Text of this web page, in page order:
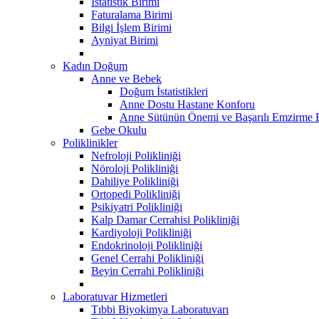
Faturalama Birimi
Bilgi İşlem Birimi
Ayniyat Birimi
Kadın Doğum
Anne ve Bebek
Doğum İstatistikleri
Anne Dostu Hastane Konforu
Anne Sütünün Önemi ve Başarılı Emzirme
Gebe Okulu
Poliklinikler
Nefroloji Polikliniği
Nöroloji Polikliniği
Dahiliye Polikliniği
Ortopedi Polikliniği
Psikiyatri Polikliniği
Kalp Damar Cerrahisi Polikliniği
Kardiyoloji Polikliniği
Endokrinoloji Polikliniği
Genel Cerrahi Polikliniği
Beyin Cerrahi Polikliniği
Laboratuvar Hizmetleri
Tıbbi Biyokimya Laboratuvarı